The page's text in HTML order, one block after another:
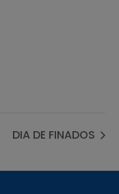
DIA DE FINADOS